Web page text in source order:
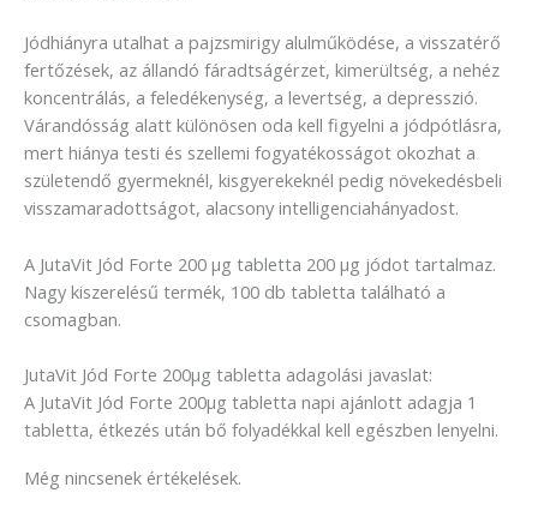
Jódhiányra utalhat a pajzsmirigy alulműködése, a visszatérő
fertőzések, az állandó fáradtságérzet, kimerültség, a nehéz
koncentrálás, a feledékenység, a levertség, a depresszió.
Várandósság alatt különösen oda kell figyelni a jódpótlásra,
mert hiánya testi és szellemi fogyatékosságot okozhat a
születendő gyermeknél, kisgyerekeknél pedig növekedésbeli
visszamaradottságot, alacsony intelligenciahányadost.
A JutaVit Jód Forte 200 µg tabletta 200 μg jódot tartalmaz.
Nagy kiszerelésű termék, 100 db tabletta található a
csomagban.
JutaVit Jód Forte 200µg tabletta adagolási javaslat:
A JutaVit Jód Forte 200µg tabletta napi ajánlott adagja 1
tabletta, étkezés után bő folyadékkal kell egészben lenyelni.
Még nincsenek értékelések.